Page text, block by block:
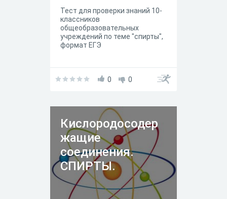
Тест для проверки знаний 10-
классников
общеобразовательных
учреждений по теме "спирты",
формат ЕГЭ
0 0
Кислородосодер
жащие
соединения.
СПИРТЫ.